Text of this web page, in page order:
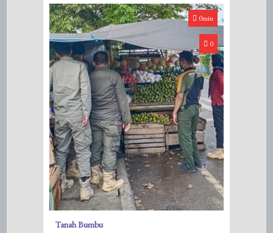
0min
0
Tanah Bumbu